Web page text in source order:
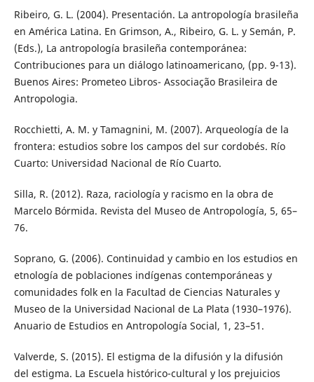
Ribeiro, G. L. (2004). Presentación. La antropología brasileña
en América Latina. En Grimson, A., Ribeiro, G. L. y Semán, P.
(Eds.), La antropología brasileña contemporánea:
Contribuciones para un diálogo latinoamericano, (pp. 9-13).
Buenos Aires: Prometeo Libros- Associação Brasileira de
Antropologia.
Rocchietti, A. M. y Tamagnini, M. (2007). Arqueología de la
frontera: estudios sobre los campos del sur cordobés. Río
Cuarto: Universidad Nacional de Río Cuarto.
Silla, R. (2012). Raza, raciología y racismo en la obra de
Marcelo Bórmida. Revista del Museo de Antropología, 5, 65–
76.
Soprano, G. (2006). Continuidad y cambio en los estudios en
etnología de poblaciones indígenas contemporáneas y
comunidades folk en la Facultad de Ciencias Naturales y
Museo de la Universidad Nacional de La Plata (1930–1976).
Anuario de Estudios en Antropología Social, 1, 23–51.
Valverde, S. (2015). El estigma de la difusión y la difusión
del estigma. La Escuela histórico-cultural y los prejuicios